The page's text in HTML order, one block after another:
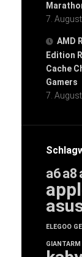
7.
AMD
Edition
Cache
Gamers
7.
a6a8
ELEGOO
GIANTARM